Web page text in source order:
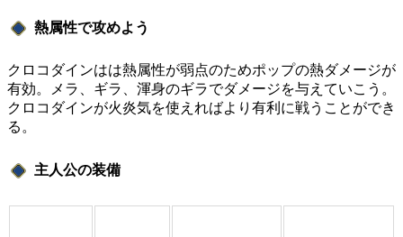
熱属性で攻めよう
クロコダインはは熱属性が弱点のためポップの熱ダメージが
有効。メラ、ギラ、渾身のギラでダメージを与えていこう。
クロコダインが火炎気を使えればより有利に戦うことができ
る。
主人公の装備